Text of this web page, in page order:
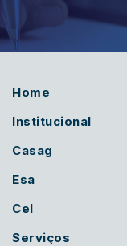
Home
Institucional
Casag
Esa
Cel
Serviços